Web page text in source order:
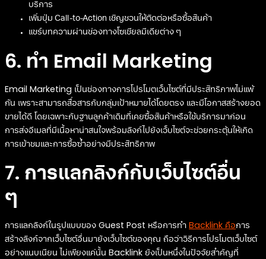
บริการ
เพิ่มปุ่ม Call-to-Action เชิญชวนให้ติดต่อหรือซื้อสินค้า
แชร์บทความผ่านช่องทางโซเชียลมีเดียต่าง ๆ
6. ทำ Email Marketing
Email Marketing เป็นช่องทางการโปรโมตเว็บไซต์ที่มีประสิทธิภาพไม่แพ้
กัน เพราะสามารถสื่อสารกับกลุ่มเป้าหมายได้โดยตรง และมีโอกาสสร้างยอด
ขายได้ดี โดยเฉพาะกับฐานลูกค้าเดิมที่เคยซื้อสินค้าหรือใช้บริการมาก่อน
การส่งอีเมลที่มีเนื้อหาน่าสนใจพร้อมลิงก์ไปยังเว็บไซต์จะช่วยกระตุ้นให้เกิด
การเข้าชมและการซื้อซ้ำอย่างมีประสิทธิภาพ
7. การแลกลิงก์กับเว็บไซต์อื่น
ๆ
การแลกลิงก์ในรูปแบบของ Guest Post หรือการทำ Backlink คือการ
สร้างลิงก์จากเว็บไซต์อื่นมายังเว็บไซต์ของคุณ ถือว่าวิธีการโปรโมตเว็บไซต์
อย่างแนบเนียน ไม่เพียงแค่นั้น Backlink ยังเป็นหนึ่งในปัจจัยสำคัญที่